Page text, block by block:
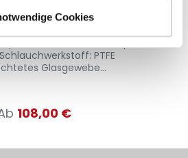
Cookies
PTFE
Glasgewebe
gute Laugen- und
108,00 €